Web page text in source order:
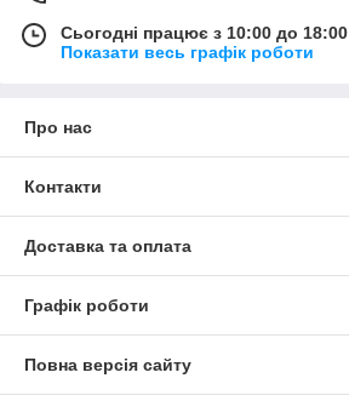
Сьогодні працює з 10:00 до 18:00
Показати весь графік роботи
Про нас
Контакти
Доставка та оплата
Графік роботи
Повна версія сайту